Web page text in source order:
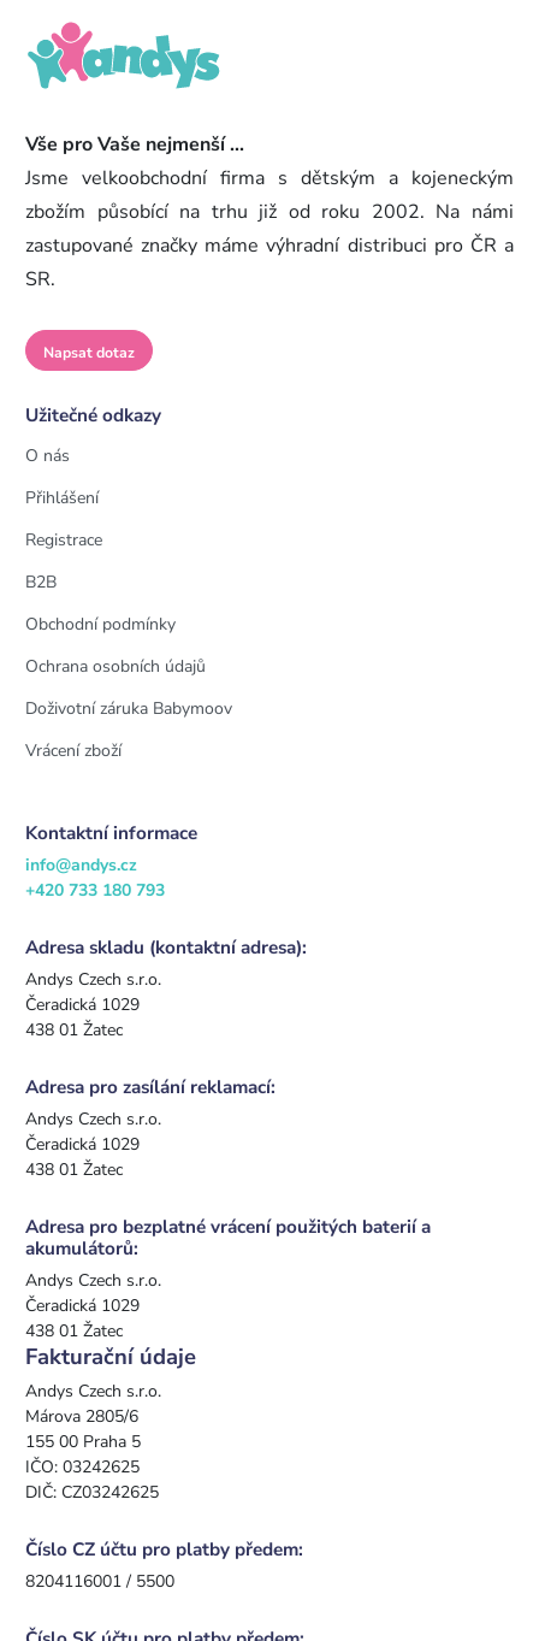
Vše pro Vaše nejmenší ...
Jsme velkoobchodní firma s dětským a kojeneckým
zbožím působící na trhu již od roku 2002. Na námi
zastupované značky máme výhradní distribuci pro ČR a
SR.
Napsat dotaz
Užitečné odkazy
O nás
Přihlášení
Registrace
B2B
Obchodní podmínky
Ochrana osobních údajů
Doživotní záruka Babymoov
Vrácení zboží
Kontaktní informace
info@andys.cz
+420 733 180 793
Adresa skladu (kontaktní adresa):
Andys Czech s.r.o.
Čeradická 1029
438 01 Žatec
Adresa pro zasílání reklamací:
Andys Czech s.r.o.
Čeradická 1029
438 01 Žatec
Adresa pro bezplatné vrácení použitých baterií a
akumulátorů:
Andys Czech s.r.o.
Čeradická 1029
438 01 Žatec
Fakturační údaje
Andys Czech s.r.o.
Márova 2805/6
155 00 Praha 5
IČO: 03242625
DIČ: CZ03242625
Číslo CZ účtu pro platby předem:
8204116001 / 5500